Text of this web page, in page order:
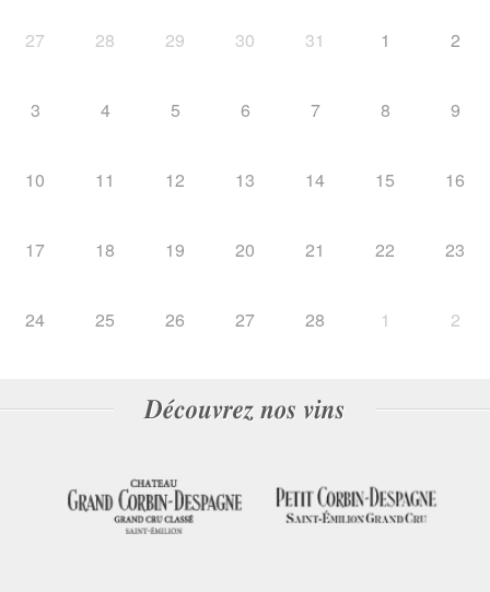
27 28 29 30 31 1 2
3 4 5 6 7 8 9
10 11 12 13 14 15 16
17 18 19 20 21 22 23
24 25 26 27 28 1 2